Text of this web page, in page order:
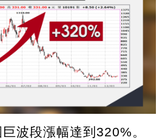
波段漲幅達到320%。